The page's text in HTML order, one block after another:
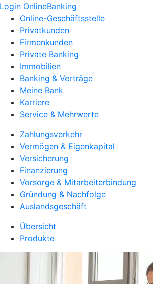
Login OnlineBanking
Online-Geschäftsstelle
Privatkunden
Firmenkunden
Private Banking
Immobilien
Banking & Verträge
Meine Bank
Karriere
Service & Mehrwerte
Zahlungsverkehr
Vermögen & Eigenkapital
Versicherung
Finanzierung
Vorsorge & Mitarbeiterbindung
Gründung & Nachfolge
Auslandsgeschäft
Übersicht
Produkte